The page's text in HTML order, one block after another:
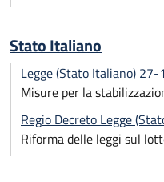
Stato Italiano
Legge (Stato Italiano)
Misure per la
Regio Decreto Legge
Riforma delle leggi sul